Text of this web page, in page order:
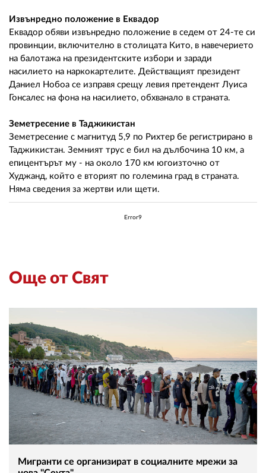
Извънредно положение в Еквадор
Еквадор обяви извънредно положение в седем от 24-те си
провинции, включително в столицата Кито, в навечерието
на балотажа на президентските избори и заради
насилието на наркокартелите. Действащият президент
Даниел Нобоа се изправя срещу левия претендент Луиса
Гонсалес на фона на насилието, обхванало в страната.
Земетресение в Таджикистан
Земетресение с магнитуд 5,9 по Рихтер бе регистрирано в
Таджикистан. Земният трус е бил на дълбочина 10 км, а
епицентърът му - на около 170 км югоизточно от
Худжанд, който е вторият по големина град в страната.
Няма сведения за жертви или щети.
Error9
Още от Свят
Мигранти се организират в социалните мрежи за